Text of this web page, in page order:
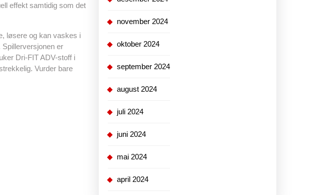
effekt samtidig som det
løsere og kan vaskes i
er
Dri-FIT ADV-stoff i
Vurder bare
november 2024
oktober 2024
september 2024
august 2024
juli 2024
juni 2024
mai 2024
april 2024